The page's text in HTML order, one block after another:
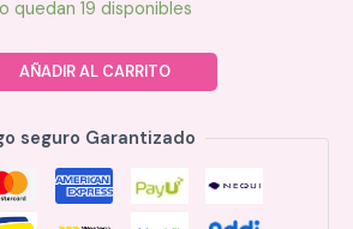
quedan 19 disponibles
AÑADIR AL CARRITO
seguro Garantizado